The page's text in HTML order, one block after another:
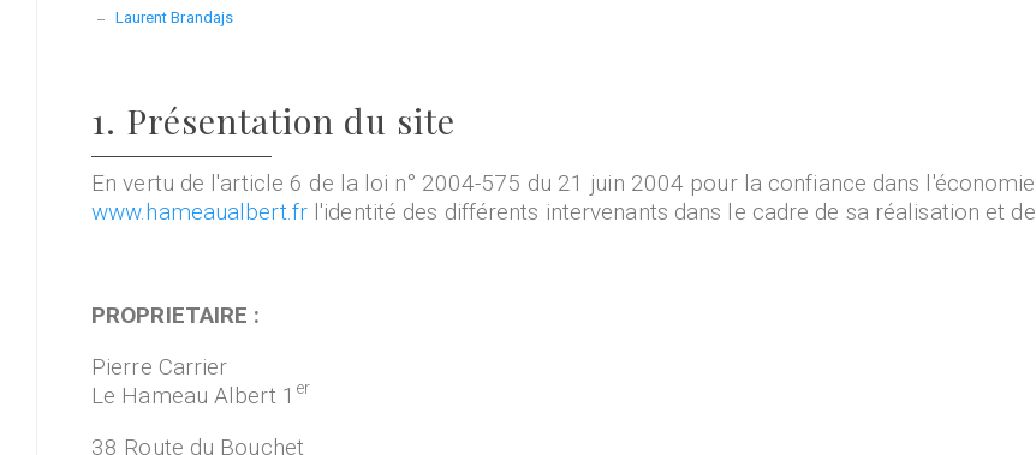
Laurent Brandajs
1. Présentation du site
En vertu de l'article 6 de la loi n° 2004-575 du 21 juin 2004 pour la confiance dans
www.hameaualbert.frl'identité des différents intervenants dans le cadre de sa réalisation et
PROPRIETAIRE :
Pierre Carrier
Le Hameau Albert 1 er
38 Route du Bouchet